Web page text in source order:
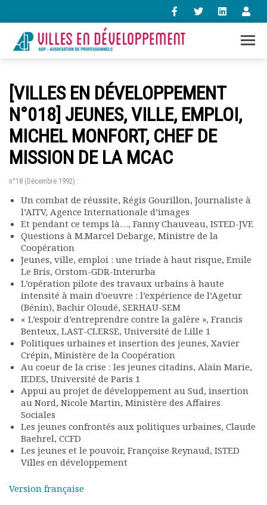
contact@villes-developpement.org
Accueil
L’association
Qui sommes-nous ?
Présentation vidéo
Statuts de l’association
Vie de l’association
Calendrier des activités
Assemblées générales
Comptes rendus mensuels
Rapports moraux
Rapports financiers
Nous rejoindre
Le bulletin
Présentation du bulletin
Comité de rédaction
Bulletins Villes en
développement
Kiosk
Ressources
Nos actions
Podcast-AdP
Dîners débats
Journées d’études
Matinales
[VILLES EN DÉVELOPPEMENT
N°018] JEUNES, VILLE, EMPLOI,
MICHEL MONFORT, CHEF DE
MISSION DE LA MCAC
n°18 (Décembre 1992) :
Un combat de réussite, Régis Gourillon, Journaliste à
l’AITV, Agence Internationale d’images
Et pendant ce temps là…, Fanny Chauveau, ISTED-JVE
Questions à M.Marcel Debarge, Ministre de la
Coopération
Jeunes, ville, emploi : une triade à haut risque, Emile
Le Bris, Orstom-GDR-Interurba
L’opération pilote des travaux urbains à haute
intensité à main d’oeuvre : l’expérience de l’Agetur
(Bénin), Bachir Oloudé, SERHAU-SEM
« L’espoir d’entreprendre contre la galère », Francis
Benteux, LAST-CLERSE, Université de Lille 1
Politiques urbaines et insertion des jeunes, Xavier
Crépin, Ministère de la Coopération
Au coeur de la crise : les jeunes citadins, Alain Marie,
IEDES, Université de Paris 1
Appui au projet de développement au Sud, insertion
au Nord, Nicole Martin, Ministère des Affaires
Sociales
Les jeunes confrontés aux politiques urbaines, Claude
Baehrel, CCFD
Les jeunes et le pouvoir, Françoise Reynaud, ISTED
Villes en développement
Version française